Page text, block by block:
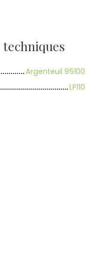
techniques
Argenteuil 95100
LP110